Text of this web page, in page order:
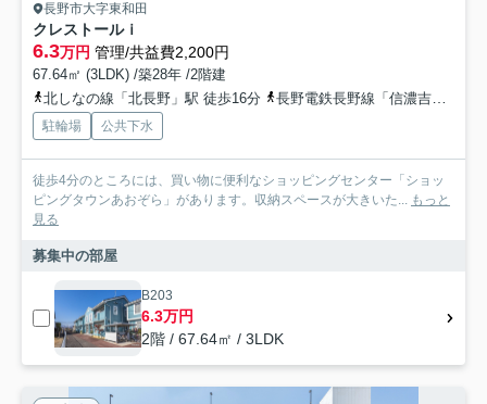
長野市大字東和田
クレストールｉ
6.3万円 管理/共益費2,200円
67.64㎡ (3LDK) /築28年 /2階建
北しなの線「北長野」駅 徒歩16分
長野電鉄長野線「信濃吉田」駅 徒歩18分
駐輪場 公共下水
徒歩4分のところには、買い物に便利なショッピングセンター「ショッ
ピングタウンあおぞら」があります。収納スペースが大きいた... もっと
見る
募集中の部屋
B203
6.3万円
2階 / 67.64㎡ / 3LDK